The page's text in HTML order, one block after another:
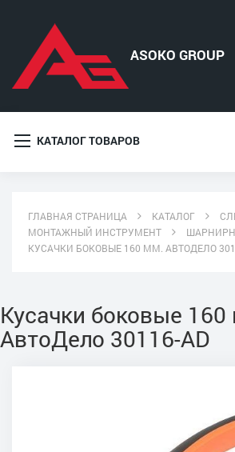
КАТАЛОГ ТОВАРОВ
ГЛАВНАЯ СТРАНИЦА КАТАЛОГ
МОНТАЖНЫЙ ИНСТРУМЕНТ
КУСАЧКИ БОКОВЫЕ 160 ММ. АВТОДЕЛО
Кусачки боковые
АвтоДело 30116-AD